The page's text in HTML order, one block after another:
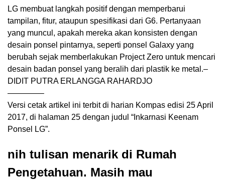
LG membuat langkah positif dengan memperbarui
tampilan, fitur, ataupun spesifikasi dari G6. Pertanyaan
yang muncul, apakah mereka akan konsisten dengan
desain ponsel pintarnya, seperti ponsel Galaxy yang
berubah sejak memberlakukan Project Zero untuk mencari
desain badan ponsel yang beralih dari plastik ke metal.–
DIDIT PUTRA ERLANGGA RAHARDJO
————–
Versi cetak artikel ini terbit di harian Kompas edisi 25 April
2017, di halaman 25 dengan judul “Inkarnasi Keenam
Ponsel LG”.
nih tulisan menarik di Rumah
Pengetahuan. Masih mau